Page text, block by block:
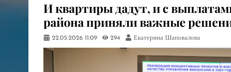
И квартиры дадут, и с
района приняли важные
22.05.2026 11:09 294 Екатерина Шаповалова